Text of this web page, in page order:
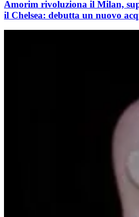
Amorim rivoluziona il Milan,
il Chelsea: debutta un nuovo